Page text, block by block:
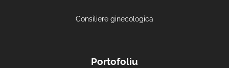
Consiliere ginecologica
Portofoliu